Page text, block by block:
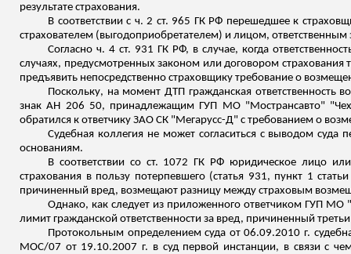
результате страхования.
В соответствии с ч. 2 ст. 965 ГК РФ перешедшее к
страхователем (выгодоприобретателем) и лицом, ответственным
Согласно ч. 4 ст. 931 ГК РФ, в случае, когда
случаях, предусмотренных законом или договором страхования
предъявить непосредственно страховщику требование о
Поскольку, на момент ДТП гражданская
знак АН 206 50, принадлежащим ГУП МО "Мострансавто"
обратился к ответчику ЗАО СК "Мегарусс-Д" с требованием о
Судебная коллегия не может согласиться с выводом
основаниям.
В соответствии со ст. 1072 ГК РФ юридическое лицо
страхования в пользу потерпевшего (статья 931, пункт 1
причиненный вред, возмещают разницу между страховым
Однако, как следует из приложенного ответчиком ГУП МО "
лимит гражданской ответственности за вред, причиненный
Протокольным определением суда от 06.09.2010 г.
МОС/07 от 19.10.2007 г. в суд первой инстанции, в связи с